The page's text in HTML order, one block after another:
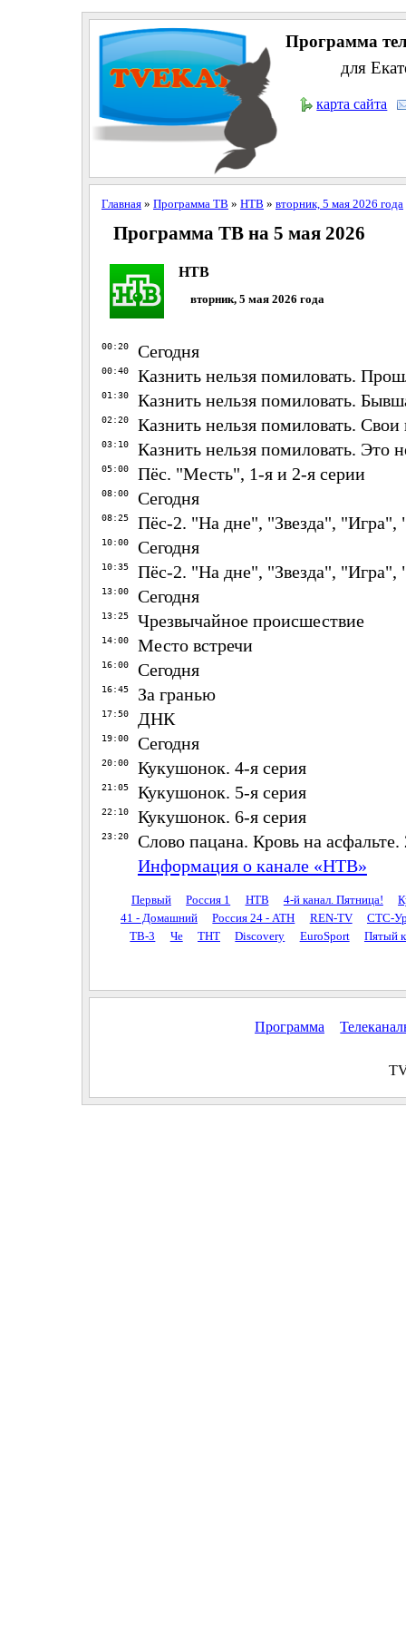
Программа
для
карта сайта
Главная» Программа ТВ » НТВ » вторник, 5 мая 2026 года
Программа ТВ на 5 мая 2026
НТВ
вторник, 5 мая 2026 года
00:20 Сегодня
00:40 Казнить нельзя помиловать.
01:30 Казнить нельзя помиловать.
02:20 Казнить нельзя помиловать.
03:10 Казнить нельзя помиловать. Это
05:00 Пёс. "Месть", 1-я и 2-я серии
08:00 Сегодня
08:25 Пёс-2. "На дне", "Звезда", "Игра",
10:00 Сегодня
10:35 Пёс-2. "На дне", "Звезда", "Игра",
13:00 Сегодня
13:25 Чрезвычайное происшествие
14:00 Место встречи
16:00 Сегодня
16:45 За гранью
17:50 ДНК
19:00 Сегодня
20:00 Кукушонок. 4-я серия
21:05 Кукушонок. 5-я серия
22:10 Кукушонок. 6-я серия
23:20
Слово пацана. Кровь на асфальте.
Информация о канале «НТВ»
Первый Россия 1 НТВ 4-й канал. Пятница!
41 - Домашний
Россия 24 - АТН REN-TV
СТС-
ТВ-3
Че ТНТ Discovery EuroSport Пятый
Программа